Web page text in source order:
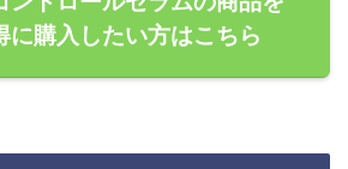
に購入したい方はこちら